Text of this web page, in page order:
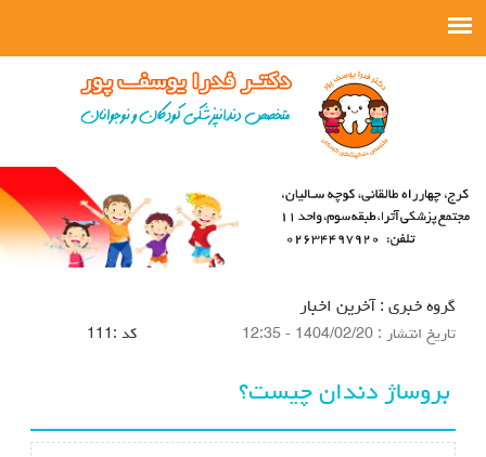
گروه خبري : آخرین اخبار
تاريخ انتشار : 1404/02/20 - 12:35 كد : 111
بروساژ دندان چیست؟